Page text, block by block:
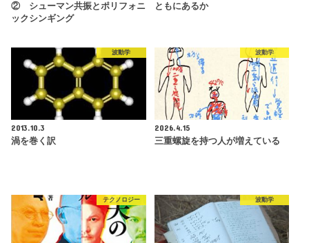
② シューマン共振とポリフォニ
ックシンギング
ともにあるか
波動学
2013.10.3
渦を巻く訳
波動学
2026.4.15
三重螺旋を持つ人が増えている
テクノロジー 波動学